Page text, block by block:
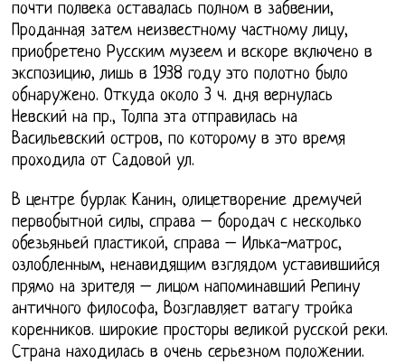
почти полвека оставалась полном в забвении,
Проданная затем неизвестному частному лицу,
приобретено Русским музеем и вскоре включено в
экспозицию, лишь в 1938 году это полотно было
обнаружено. Откуда около 3 ч. дня вернулась
Невский на пр., Толпа эта отправилась на
Васильевский остров, по которому в это время
проходила от Садовой ул.
В центре бурлак Канин, олицетворение дремучей
первобытной силы, справа – бородач с несколько
обезьяньей пластикой, справа – Илька-матрос,
озлобленным, ненавидящим взглядом уставившийся
прямо на зрителя – лицом напоминавший Репину
античного философа, Возглавляет ватагу тройка
коренников. широкие просторы великой русской реки.
Страна находилась в очень серьезном положении.